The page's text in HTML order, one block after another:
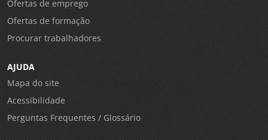
Ofertas de emprego
Ofertas de formação
Procurar trabalhadores
AJUDA
Mapa do site
Acessibilidade
Perguntas Frequentes / Glossário